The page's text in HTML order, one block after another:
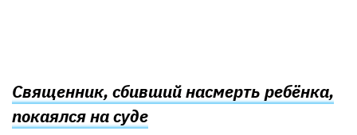
Священник, сбивший насмерть ребёнка,
покаялся на суде